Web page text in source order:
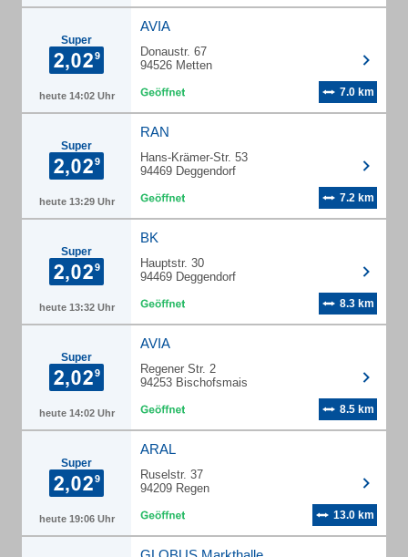
Super
heute 14:02 Uhr
AVIA
Donaustr. 67
94526 Metten
7.0 km
Super
heute 13:29 Uhr
RAN
Hans-Krämer-Str. 53
94469 Deggendorf
7.2 km
Super
heute 13:32 Uhr
BK
Hauptstr. 30
94469 Deggendorf
8.3 km
Super
heute 14:02 Uhr
AVIA
Regener Str. 2
94253 Bischofsmais
8.5 km
Super
heute 19:06 Uhr
ARAL
Ruselstr. 37
94209 Regen
13.0 km